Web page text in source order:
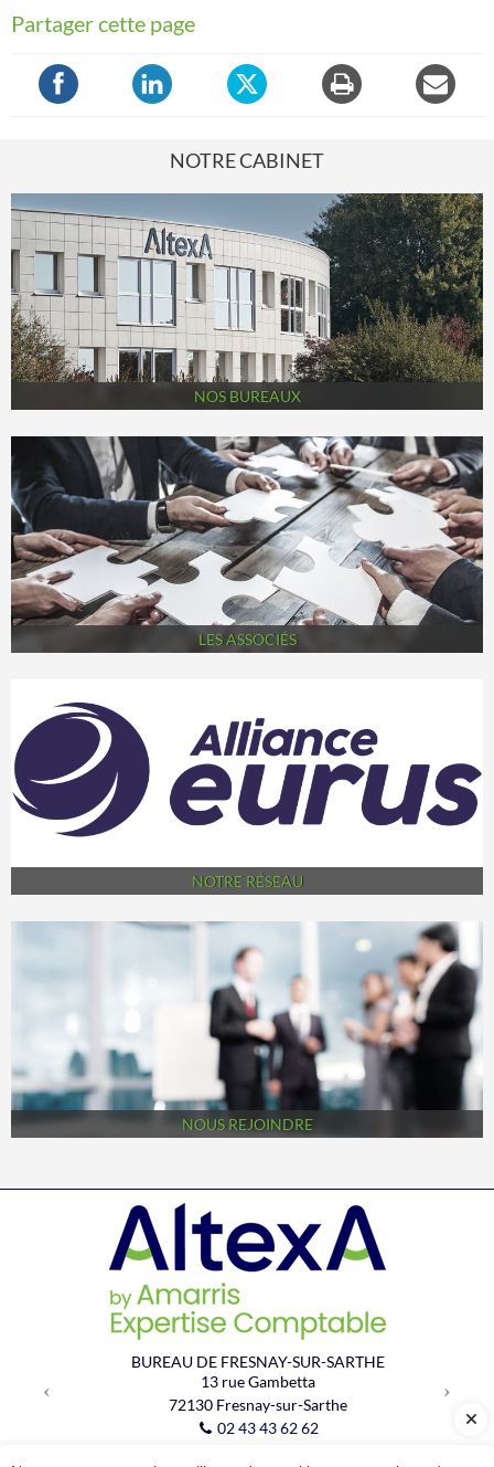
Partager cette page
NOTRE CABINET
NOS BUREAUX
LES ASSOCIÉS
NOTRE RÉSEAU
NOUS REJOINDRE
BUREAU DE FRESNAY-SUR-SARTHE
13 rue Gambetta
72130Fresnay-sur-Sarthe
02 43 43 62 62